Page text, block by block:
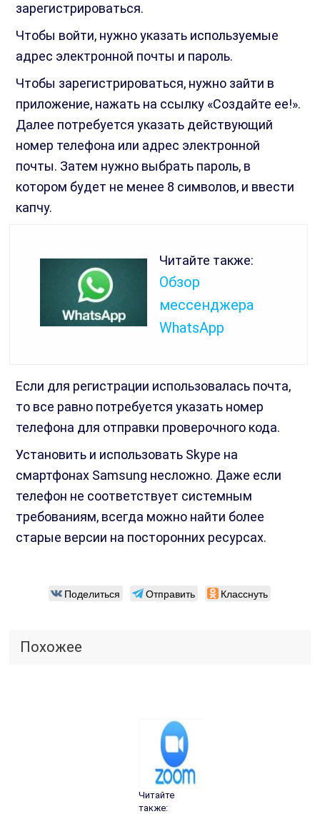
зарегистрироваться.
Чтобы войти, нужно указать используемые
адрес электронной почты и пароль.
Чтобы зарегистрироваться, нужно зайти в
приложение, нажать на ссылку «Создайте ее!».
Далее потребуется указать действующий
номер телефона или адрес электронной
почты. Затем нужно выбрать пароль, в
котором будет не менее 8 символов, и ввести
капчу.
Читайте также:
Обзор
мессенджера
WhatsApp
Если для регистрации использовалась почта,
то все равно потребуется указать номер
телефона для отправки проверочного кода.
Установить и использовать Skype на
смартфонах Samsung несложно. Даже если
телефон не соответствует системным
требованиям, всегда можно найти более
старые версии на посторонних ресурсах.
Поделиться Отправить Класснуть
Похожее
Читайте
также: